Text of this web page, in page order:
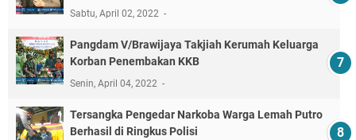
Sabtu, April 02, 2022
Pangdam V/Brawijaya Takjiah Kerumah Keluarga
Korban Penembakan KKB
Senin, April 04, 2022
Tersangka Pengedar Narkoba Warga Lemah Putro
Berhasil di Ringkus Polisi